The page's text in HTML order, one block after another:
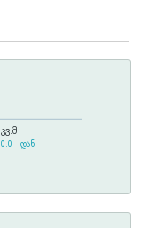
კვ.მ:
0.0 - დან